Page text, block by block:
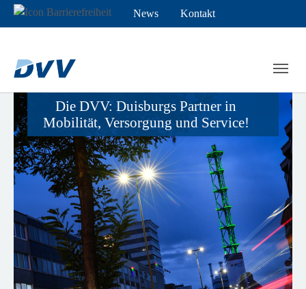
News Kontakt
Die DVV: Duisburgs Partner in
Mobilität, Versorgung und Service!